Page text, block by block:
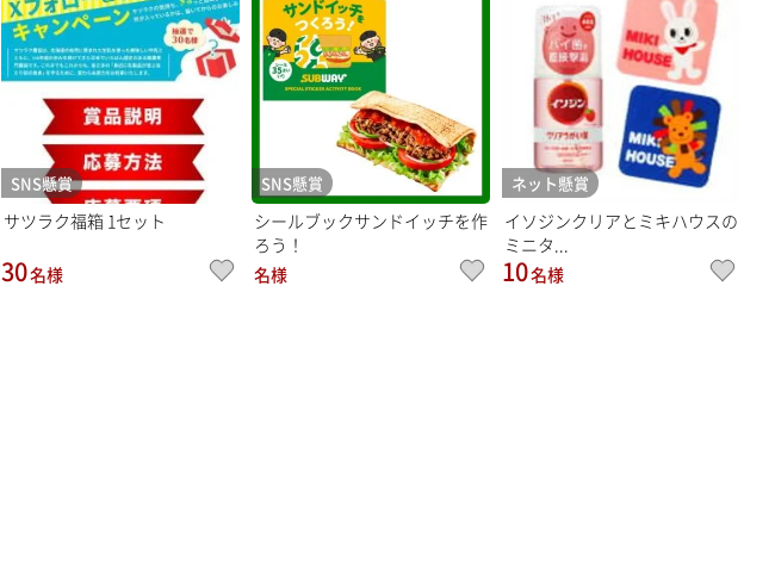
SNS懸賞
サツラク福箱 1セット
30名様
SNS懸賞
シールブックサンドイッチを作
ろう！
名様
ネット懸賞
イソジンクリアとミキハウスの
ミニタ...
10名様